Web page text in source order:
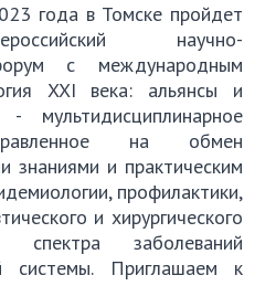
года в Томске пройдет
научно-
с международным
XXI века: альянсы и
мультидисциплинарное
на обмен
знаниями и практическим
профилактики,
и хирургического
спектра заболеваний
системы. Приглашаем к